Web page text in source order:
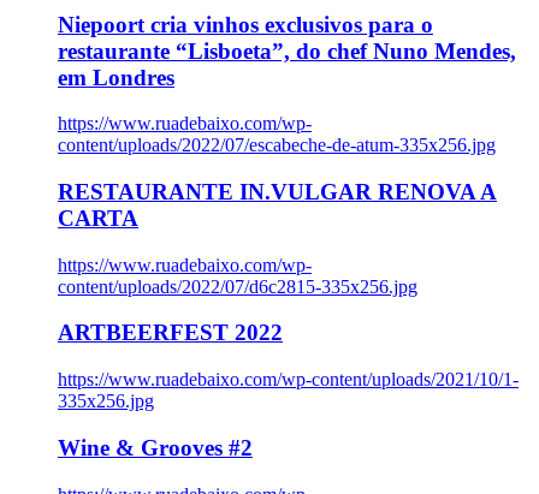
Niepoort cria vinhos exclusivos para o
restaurante “Lisboeta”, do chef Nuno Mendes,
em Londres
https://www.ruadebaixo.com/wp-
content/uploads/2022/07/escabeche-de-atum-335x256.jpg
RESTAURANTE IN.VULGAR RENOVA A
CARTA
https://www.ruadebaixo.com/wp-
content/uploads/2022/07/d6c2815-335x256.jpg
ARTBEERFEST 2022
https://www.ruadebaixo.com/wp-content/uploads/2021/10/1-
335x256.jpg
Wine & Grooves #2